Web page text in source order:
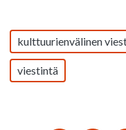
kulttuurienvälinen
viestintä